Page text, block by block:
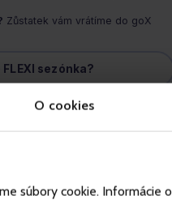
O cookies
súbory cookie. Informácie o
Zůstatek vám vrátíme do goX
sezónka?